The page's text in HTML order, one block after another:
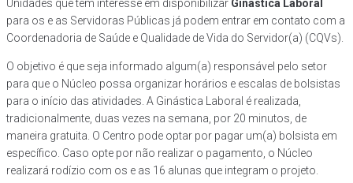
Unidades que tem interesse em disponibilizar Ginástica Laboral
para os e as Servidoras Públicas já podem entrar em contato com a
Coordenadoria de Saúde e Qualidade de Vida do Servidor(a) (CQVs).
O objetivo é que seja informado algum(a) responsável pelo setor
para que o Núcleo possa organizar horários e escalas de bolsistas
para o início das atividades. A Ginástica Laboral é realizada,
tradicionalmente, duas vezes na semana, por 20 minutos, de
maneira gratuita. O Centro pode optar por pagar um(a) bolsista em
específico. Caso opte por não realizar o pagamento, o Núcleo
realizará rodízio com os e as 16 alunas que integram o projeto.